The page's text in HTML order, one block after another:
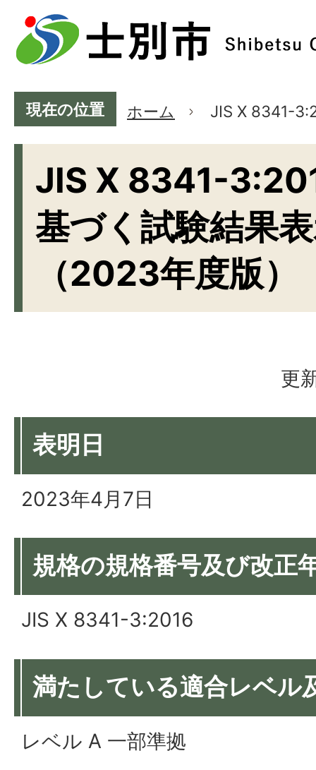
現在の位置 ホーム JIS X 8341-
JIS X 8341-
基づく試験結果
（2023年度版）
更
表明日
2023年4月7日
規格の規格番号及び改正
JIS X 8341-3:2016
満たしている適合レベル
レベル A 一部準拠